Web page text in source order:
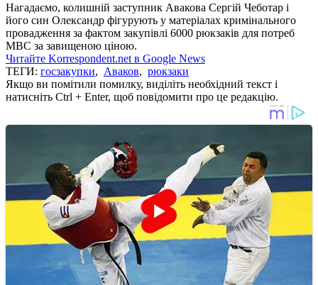
Нагадаємо, колишній заступник Авакова Сергій Чеботар і
його син Олександр фігурують у матеріалах кримінального
провадження за фактом закупівлі 6000 рюкзаків для потреб
МВС за завищеною ціною.
Читайте Korrespondent.net в Google News
ТЕГИ: госзакупки, Аваков, рюкзаки
Якщо ви помітили помилку, виділіть необхідний текст і
натисніть Ctrl + Enter, щоб повідомити про це редакцію.